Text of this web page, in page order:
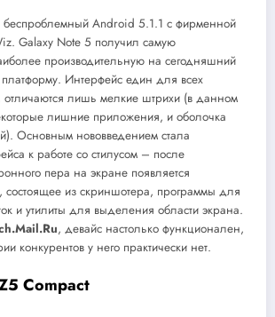
беспроблемный Android 5.1.1 с фирменной
Galaxy Note 5 получил самую
производительную на сегодняшний
Интерфейс един для всех
отличаются лишь мелкие штрихи (в данном
лишние приложения, и оболочка
Основным нововведением стала
к работе со стилусом – после
пера на экране появляется
состоящее из скриншотера, программы для
и утилиты для выделения области экрана.
, девайс настолько функционален,
конкурентов у него практически нет.
Compact